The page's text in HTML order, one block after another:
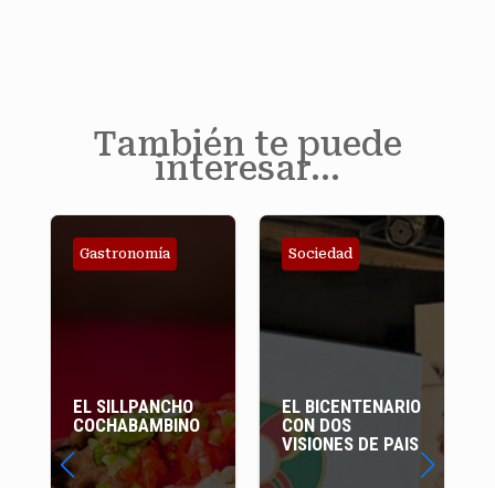
También te puede
interesar…
Gastronomía
EL SILLPANCHO
COCHABAMBINO
Sociedad
EL BICENTENARIO
CON DOS
VISIONES DE PAIS